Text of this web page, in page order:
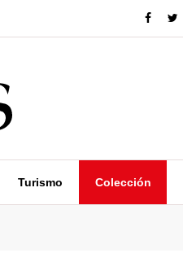
Turismo Colección